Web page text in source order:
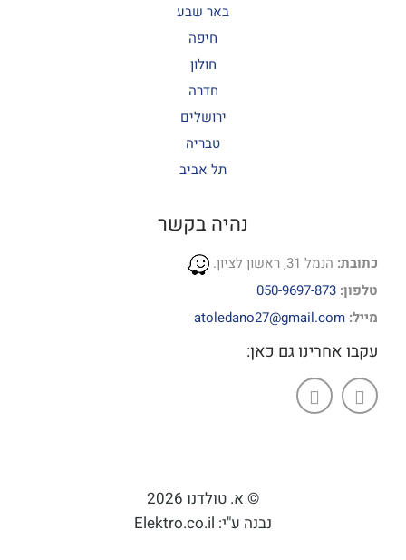
באר שבע
חיפה
חולון
חדרה
ירושלים
טבריה
תל אביב
נהיה בקשר
כתובת: הנמל 31, ראשון לציון.
טלפון: 050-9697-873
מייל: atoledano27@gmail.com
עקבו אחרינו גם כאן:
© א. טולדנו 2026
נבנה ע"י: Elektro.co.il